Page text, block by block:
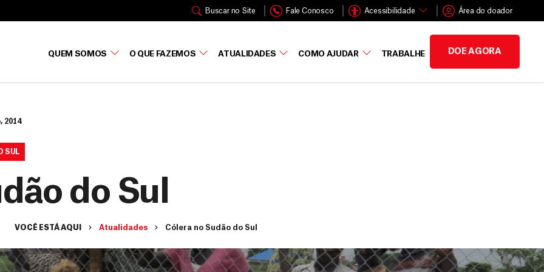
Buscar no Site Fale Conosco Acessibilidade Área do doador
QUEM SOMOS O QUE FAZEMOS ATUALIDADES COMO AJUDAR TRABALHE DOE AGORA
2014
SUL
do Sul
VOCÊ ESTÁ AQUI Atualidades Cólera no Sudão do Sul